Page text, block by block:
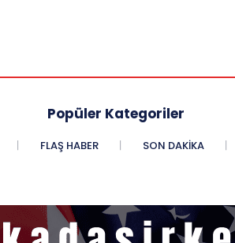
Popüler Kategoriler
FLAŞ HABER SON DAKIKA